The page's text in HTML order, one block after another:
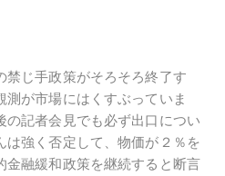
禁じ手政策がそろそろ終了す
測が市場にはくすぶっていま
の記者会見でも必ず出口につい
は強く否定して、物価が２％を
金融緩和政策を継続すると断言